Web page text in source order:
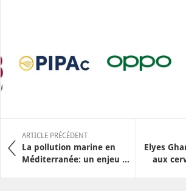
ARTICLE PRÉCÉDENT
La pollution marine en
Méditerranée: un enjeu ...
Elyes
aux